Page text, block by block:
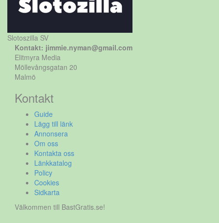
Slotoszilla SV
Kontakt: jimmie.nyman@gmail.com
Elitmyra Media
Möllevångsgatan 20
Malmö
Kontakt
Guide
Lägg till länk
Annonsera
Om oss
Kontakta oss
Länkkatalog
Policy
Cookies
Sidkarta
Välkommen till BastGratis.se!